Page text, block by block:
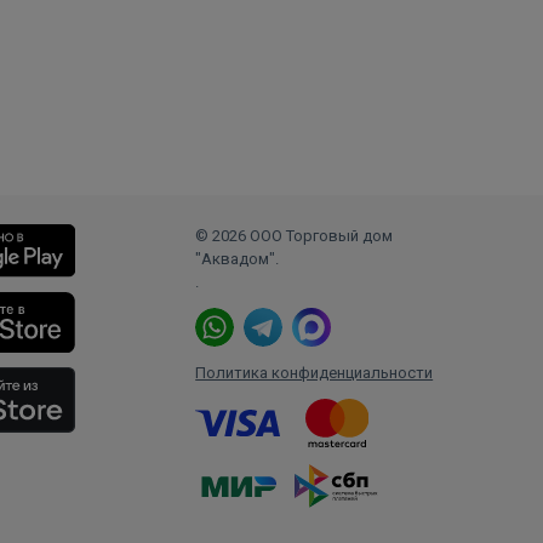
© 2026 ООО Торговый дом
"Аквадом".
.
Политика конфиденциальности